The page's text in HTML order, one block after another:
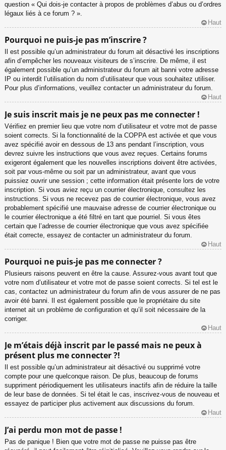
question « Qui dois-je contacter à propos de problèmes d’abus ou d’ordres
légaux liés à ce forum ? ».
Haut
Pourquoi ne puis-je pas m’inscrire ?
Il est possible qu’un administrateur du forum ait désactivé les inscriptions
afin d’empêcher les nouveaux visiteurs de s’inscrire. De même, il est
également possible qu’un administrateur du forum ait banni votre adresse
IP ou interdit l’utilisation du nom d’utilisateur que vous souhaitez utiliser.
Pour plus d’informations, veuillez contacter un administrateur du forum.
Haut
Je suis inscrit mais je ne peux pas me connecter !
Vérifiez en premier lieu que votre nom d’utilisateur et votre mot de passe
soient corrects. Si la fonctionnalité de la COPPA est activée et que vous
avez spécifié avoir en dessous de 13 ans pendant l’inscription, vous
devrez suivre les instructions que vous avez reçues. Certains forums
exigeront également que les nouvelles inscriptions doivent être activées,
soit par vous-même ou soit par un administrateur, avant que vous
puissiez ouvrir une session ; cette information était présente lors de votre
inscription. Si vous aviez reçu un courrier électronique, consultez les
instructions. Si vous ne recevez pas de courrier électronique, vous avez
probablement spécifié une mauvaise adresse de courrier électronique ou
le courrier électronique a été filtré en tant que pourriel. Si vous êtes
certain que l’adresse de courrier électronique que vous avez spécifiée
était correcte, essayez de contacter un administrateur du forum.
Haut
Pourquoi ne puis-je pas me connecter ?
Plusieurs raisons peuvent en être la cause. Assurez-vous avant tout que
votre nom d’utilisateur et votre mot de passe soient corrects. Si tel est le
cas, contactez un administrateur du forum afin de vous assurer de ne pas
avoir été banni. Il est également possible que le propriétaire du site
internet ait un problème de configuration et qu’il soit nécessaire de la
corriger.
Haut
Je m’étais déjà inscrit par le passé mais ne peux à
présent plus me connecter ?!
Il est possible qu’un administrateur ait désactivé ou supprimé votre
compte pour une quelconque raison. De plus, beaucoup de forums
suppriment périodiquement les utilisateurs inactifs afin de réduire la taille
de leur base de données. Si tel était le cas, inscrivez-vous de nouveau et
essayez de participer plus activement aux discussions du forum.
Haut
J’ai perdu mon mot de passe !
Pas de panique ! Bien que votre mot de passe ne puisse pas être